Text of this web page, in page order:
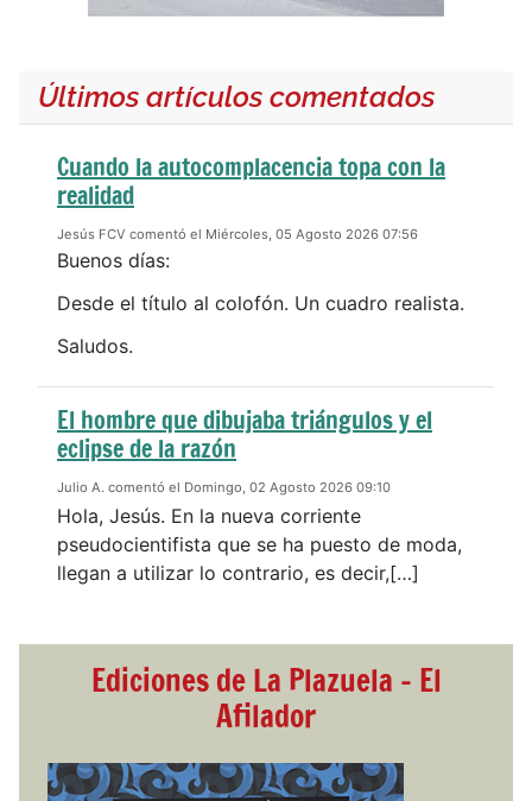
Últimos artículos comentados
Cuando la autocomplacencia topa con la
realidad
Jesús FCV comentó el Miércoles, 05 Agosto 2026 07:56
Buenos días:
Desde el título al colofón. Un cuadro realista.
Saludos.
El hombre que dibujaba triángulos y el
eclipse de la razón
Julio A. comentó el Domingo, 02 Agosto 2026 09:10
Hola, Jesús. En la nueva corriente
pseudocientifista que se ha puesto de moda,
llegan a utilizar lo contrario, es decir,[…]
Ediciones de La Plazuela - El
Afilador